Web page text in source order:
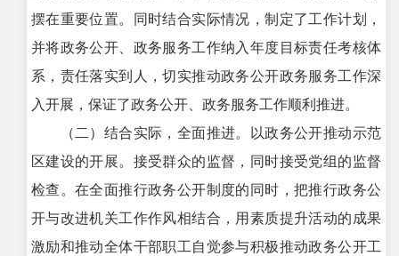
摆在重要位置。同时结合实际情况，制定了工作计划，
并将政务公开、政务服务工作纳入年度目标责任考核体
系，责任落实到人，切实推动政务公开政务服务工作深
入开展，保证了政务公开、政务服务工作顺利推进。
（二）结合实际，全面推进。以政务公开推动示范
区建设的开展。接受群众的监督，同时接受党组的监督
检查。在全面推行政务公开制度的同时，把推行政务公
开与改进机关工作作风相结合，用素质提升活动的成果
激励和推动全体干部职工自觉参与积极推动政务公开工